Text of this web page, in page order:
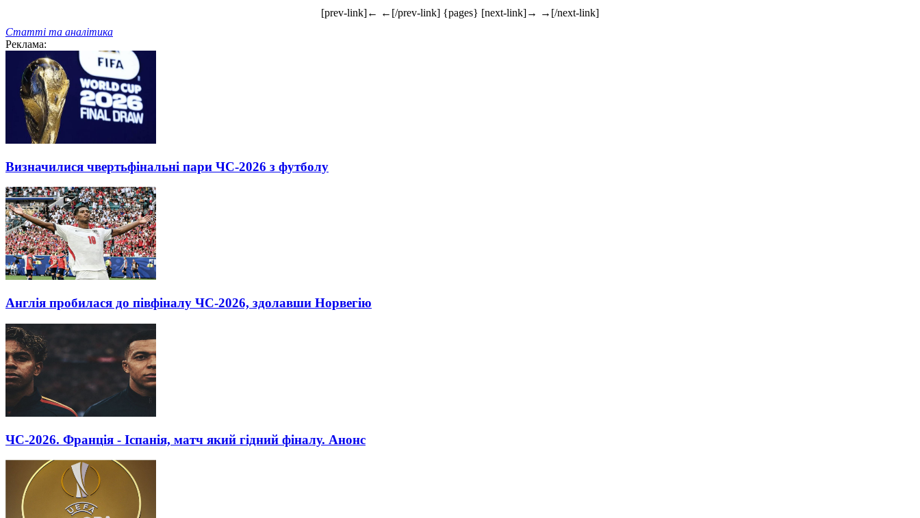
[prev-link]← ←[/prev-link] {pages} [next-link]→ →[/next-link]
Статті та аналітика
Реклама:
Визначилися чвертьфінальні пари ЧС-2026 з футболу
Англія пробилася до півфіналу ЧС-2026, здолавши Норвегію
ЧС-2026. Франція - Іспанія, матч який гідний фіналу. Анонс